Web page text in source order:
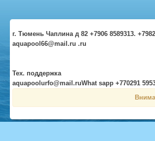
г. Тюмень Чаплина д 82 +7906 8589313.
aquapool66@mail.ru .ru
Тех. поддержка
aquapoolurfo@mail.ruWhat sapp +770291